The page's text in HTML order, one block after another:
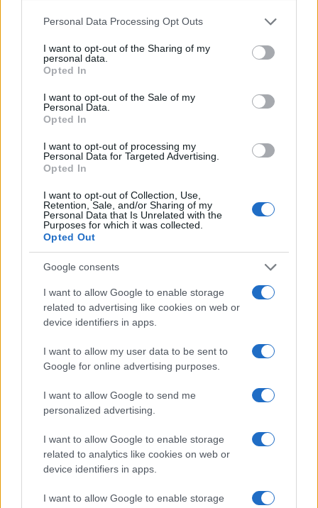
Please note that this website/app uses one or more Google
not limited to your visit or usage behaviour. You may click to
grant or deny consent to Google and its third-party tags to
use your data for below specified purposes in below Google
consent section.
Personal Data Processing Opt Outs
I want to opt-out of the Sharing of my
personal data.
Opted In
I want to opt-out of the Sale of my
Personal Data.
Opted In
I want to opt-out of processing my
Personal Data for Targeted Advertising.
Opted In
I want to opt-out of Collection, Use,
Retention, Sale, and/or Sharing of my
Personal Data that Is Unrelated with the
Purposes for which it was collected.
Opted Out
Google consents
I want to allow Google to enable storage
related to advertising like cookies on web or
device identifiers in apps.
I want to allow my user data to be sent to
Google for online advertising purposes.
I want to allow Google to send me
personalized advertising.
I want to allow Google to enable storage
related to analytics like cookies on web or
device identifiers in apps.
I want to allow Google to enable storage
Le tendenze beauty di agosto 2026: da Zendaya a
Eileen Gu, le novità da non perdere
MAKEUP
Anti-iPhone face: come ridurre l’effetto da schermo
Matteo Pellegrino · 5 Ago 2026